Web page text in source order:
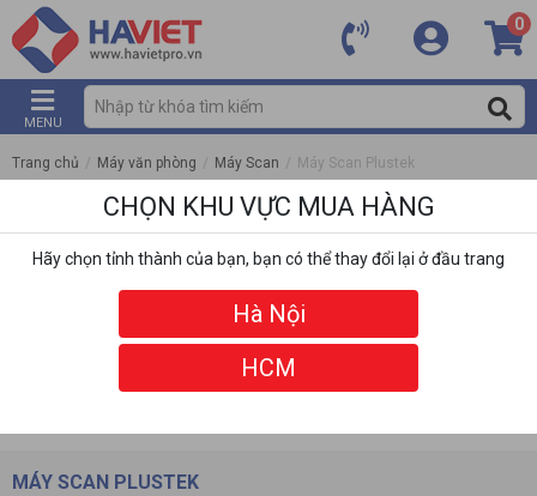
0
MENU
Trang chủ / Máy văn phòng / Máy Scan / Máy Scan Plustek
MÁY SCAN PLUSTEK
CHỌN KHU VỰC MUA HÀNG
Hãy chọn tỉnh thành của bạn, bạn có thể thay đổi lại ở đầu trang
Hà Nội
HCM